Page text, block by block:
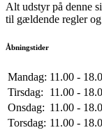
Alt udstyr på denne
til gældende regler og
Åbningstider
Mandag: 11.00 -
Tirsdag:
11.00 -
Onsdag: 11.00 -
Torsdag: 11.00 -